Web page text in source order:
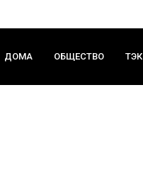
ДОМА ОБЩЕСТВО ТЭК